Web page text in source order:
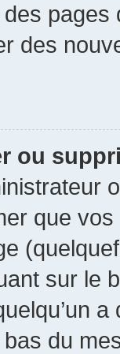
des
ou
que
sur le
du